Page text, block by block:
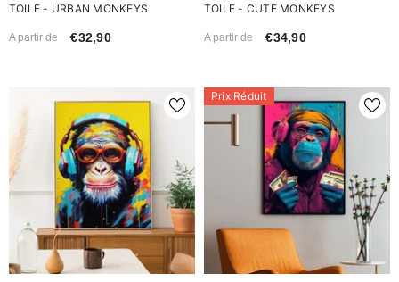
TOILE - URBAN MONKEYS
A partir de €32,90
TOILE - CUTE MONKEYS
A partir de €34,90
Prix Réduit